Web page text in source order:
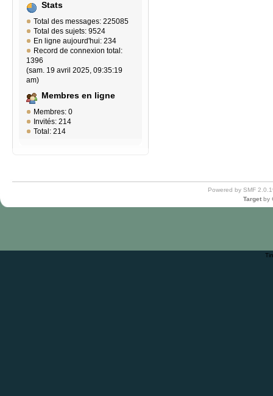
Stats
Total des messages: 225085
Total des sujets: 9524
En ligne aujourd'hui: 234
Record de connexion total:
1396
(sam. 19 avril 2025, 09:35:19
am)
Membres en ligne
Membres: 0
Invités: 214
Total: 214
Powered by SMF
Target by